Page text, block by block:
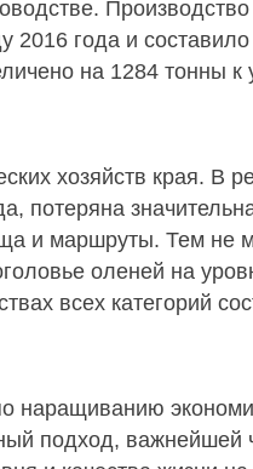
2016 года и
на 1284 тонны к
хозяйств края. В
потеряна
и маршруты. Тем не
оленей на
всех категорий
наращиванию
подход, важнейшей